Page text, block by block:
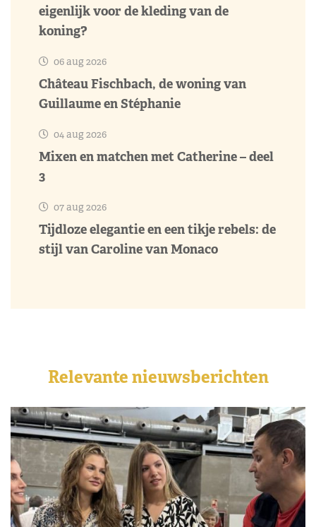
eigenlijk voor de kleding van de
koning?
06 aug 2026
Château Fischbach, de woning van
Guillaume en Stéphanie
04 aug 2026
Mixen en matchen met Catherine – deel
3
07 aug 2026
Tijdloze elegantie en een tikje rebels: de
stijl van Caroline van Monaco
Relevante nieuwsberichten